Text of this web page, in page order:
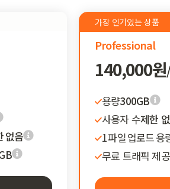
없음
가장 인기있는 상품
Professional
140,000원
용량300GB
사용자 수제한
1 파일 업로드 용
무료 트래픽 제공